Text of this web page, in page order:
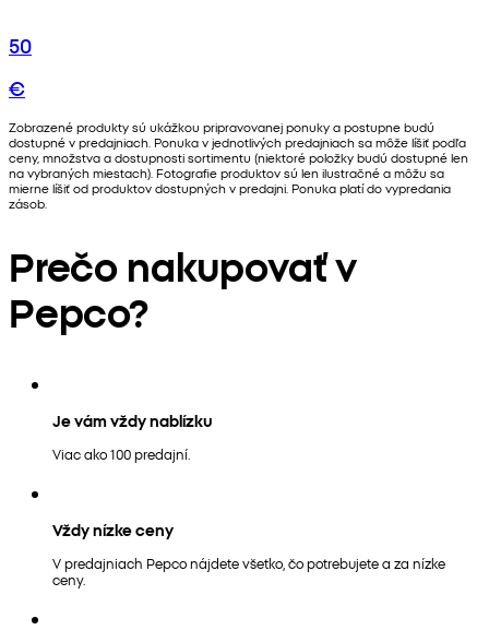
50
€
Zobrazené produkty sú ukážkou pripravovanej ponuky a postupne budú
dostupné v predajniach. Ponuka v jednotlivých predajniach sa môže líšiť podľa
ceny, množstva a dostupnosti sortimentu (niektoré položky budú dostupné len
na vybraných miestach). Fotografie produktov sú len ilustračné a môžu sa
mierne líšiť od produktov dostupných v predajni. Ponuka platí do vypredania
zásob.
Prečo nakupovať v
Pepco?
Je vám vždy nablízku
Viac ako 100 predajní.
Vždy nízke ceny
V predajniach Pepco nájdete všetko, čo potrebujete a za nízke
ceny.